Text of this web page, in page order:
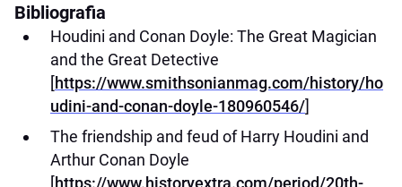
Bibliografia
Houdini and Conan Doyle: The Great Magician
and the Great Detective
[https://www.smithsonianmag.com/history/ho
udini-and-conan-doyle-180960546/]
The friendship and feud of Harry Houdini and
Arthur Conan Doyle
[https://www.historyextra.com/period/20th-